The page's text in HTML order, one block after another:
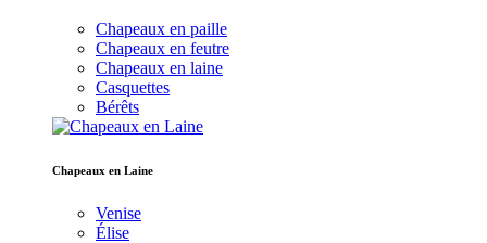
Chapeaux en paille
Chapeaux en feutre
Chapeaux en laine
Casquettes
Bérêts
Chapeaux en Laine
Venise
Élise